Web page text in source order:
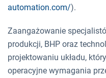
automation.com/).
Zaangażowanie
produkcji, BHP oraz
projektowaniu układu,
operacyjne wymagania